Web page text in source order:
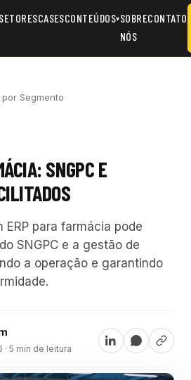
SETORESCASESCONTEÚDOS▾SOBRE
NÓS
CONTATO
por Segmento
SNGPC E
ERP para farmácia pode
SNGPC e a gestão de
a operação e garantindo
· 5 min de leitura